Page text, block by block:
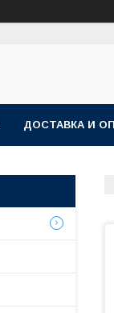
ДОСТАВКА И